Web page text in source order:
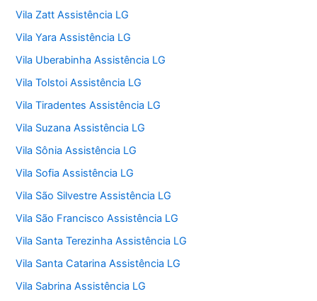
Vila Zatt Assistência LG
Vila Yara Assistência LG
Vila Uberabinha Assistência LG
Vila Tolstoi Assistência LG
Vila Tiradentes Assistência LG
Vila Suzana Assistência LG
Vila Sônia Assistência LG
Vila Sofia Assistência LG
Vila São Silvestre Assistência LG
Vila São Francisco Assistência LG
Vila Santa Terezinha Assistência LG
Vila Santa Catarina Assistência LG
Vila Sabrina Assistência LG